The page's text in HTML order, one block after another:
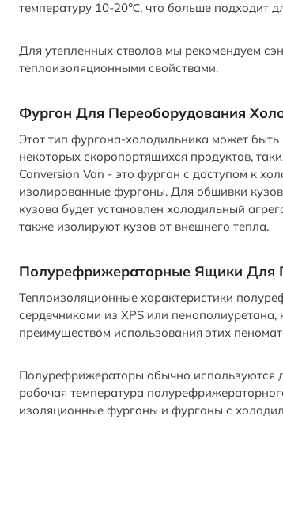
температуру 10-20℃, что больше подходит
Для утепленных стволов мы рекомендуем
теплоизоляционными свойствами.
Фургон Для Переоборудования
Этот тип фургона-холодильника может
некоторых скоропортящихся продуктов,
Conversion Van - это фургон с доступом к
изолированные фургоны. Для обшивки
кузова будет установлен холодильный
также изолируют кузов от внешнего тепла.
Полурефрижераторные Ящики Для
Теплоизоляционные характеристики
сердечниками из XPS или
преимуществом использования этих
Полурефрижераторы обычно используются
рабочая температура
изоляционные фургоны и фургоны с